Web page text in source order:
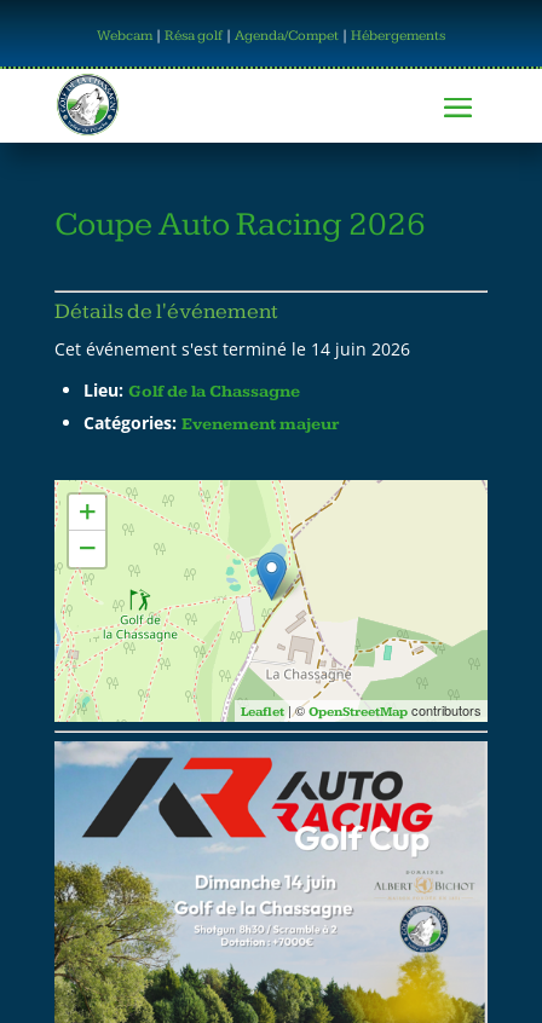
Webcam| Résa golf| Agenda/Compet| Hébergements
Coupe Auto Racing 2026
Détails de l'événement
Cet événement s'est terminé le 14 juin 2026
Lieu: Golf de la Chassagne
Catégories: Evenement majeur
+
−
Leaflet | ©OpenStreetMap contributors